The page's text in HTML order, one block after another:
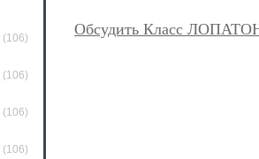
(106)
(106)
(106)
(106)
Обсудить Класс